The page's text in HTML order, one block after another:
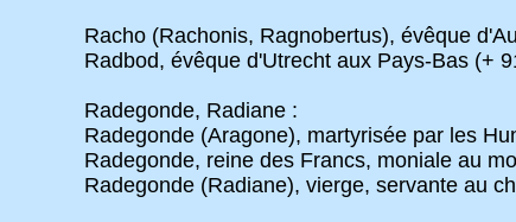
Racho (Rachonis, Ragnobertus), évêque
Radbod, évêque d'Utrecht aux Pays-Bas (+
Radegonde, Radiane :
Radegonde (Aragone), martyrisée par les
Radegonde, reine des Francs, moniale au
Radegonde (Radiane), vierge, servante au